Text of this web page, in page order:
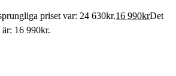
priset var: 24 630kr.16 990krDet
16 990kr.